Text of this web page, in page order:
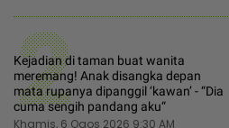
2
Kejadian di taman buat wanita
meremang! Anak disangka depan
mata rupanya dipanggil ‘kawan’ - “Dia
cuma sengih pandang aku“
Khamis, 6 Ogos 2026 9:30 AM